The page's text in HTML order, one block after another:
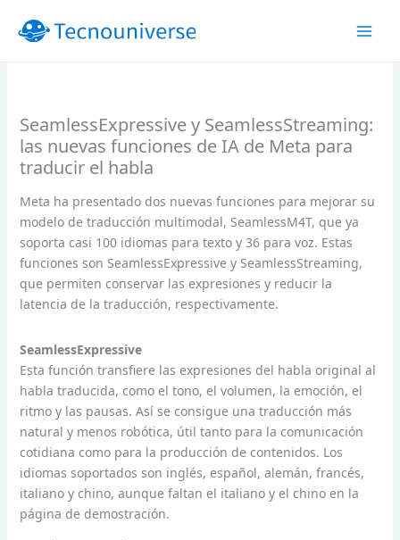
SeamlessExpressive y SeamlessStreaming:
las nuevas funciones de IA de Meta para
traducir el habla
Meta ha presentado dos nuevas funciones para mejorar su
modelo de traducción multimodal, SeamlessM4T, que ya
soporta casi 100 idiomas para texto y 36 para voz. Estas
funciones son SeamlessExpressive y SeamlessStreaming,
que permiten conservar las expresiones y reducir la
latencia de la traducción, respectivamente.
SeamlessExpressive
Esta función transfiere las expresiones del habla original al
habla traducida, como el tono, el volumen, la emoción, el
ritmo y las pausas. Así se consigue una traducción más
natural y menos robótica, útil tanto para la comunicación
cotidiana como para la producción de contenidos. Los
idiomas soportados son inglés, español, alemán, francés,
italiano y chino, aunque faltan el italiano y el chino en la
página de demostración.